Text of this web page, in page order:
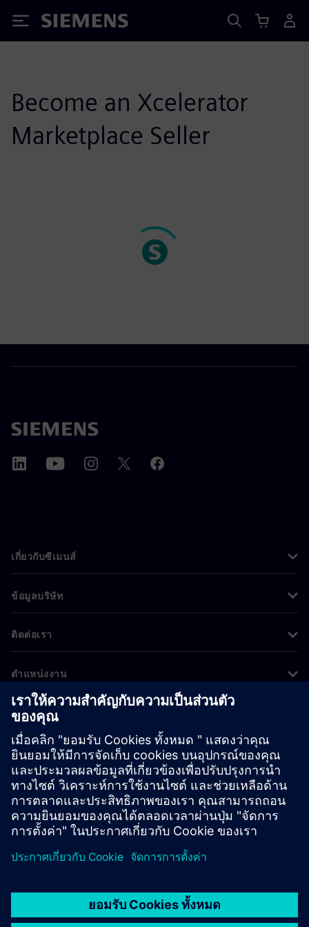
Siemens
Become an Xcelerator
Marketplace Seller
เกี่ยวกับซีเมนส์
ข้อมูลบริษัท
ติดต่อเรา
ตำแหน่งงาน
© Siemens 2026
ข้อมูลองค์กร
ประกาศความเป็นส่วนตัว
ประกาศเกี่ยวกับคุกกี้
เงื่อนไขการใช้งาน
ไอดีดิจิทัล